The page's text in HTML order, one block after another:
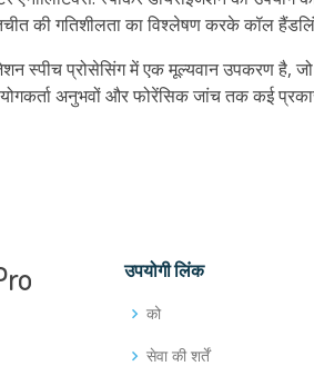
की गतिशीलता का विश्लेषण करके कॉल
स्पीच प्रोसेसिंग में एक मूल्यवान उपकरण है,
अनुभवों और फोरेंसिक जांच तक कई
उपयोगी लिंक
को
सेवा की शर्तें